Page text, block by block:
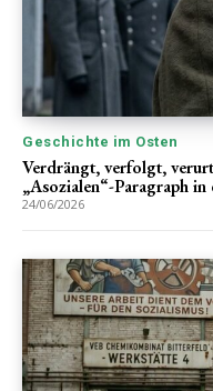
Geschichte im Osten
Verdrängt, verfolgt,
„Asozialen“-Paragraph
24/06/2026